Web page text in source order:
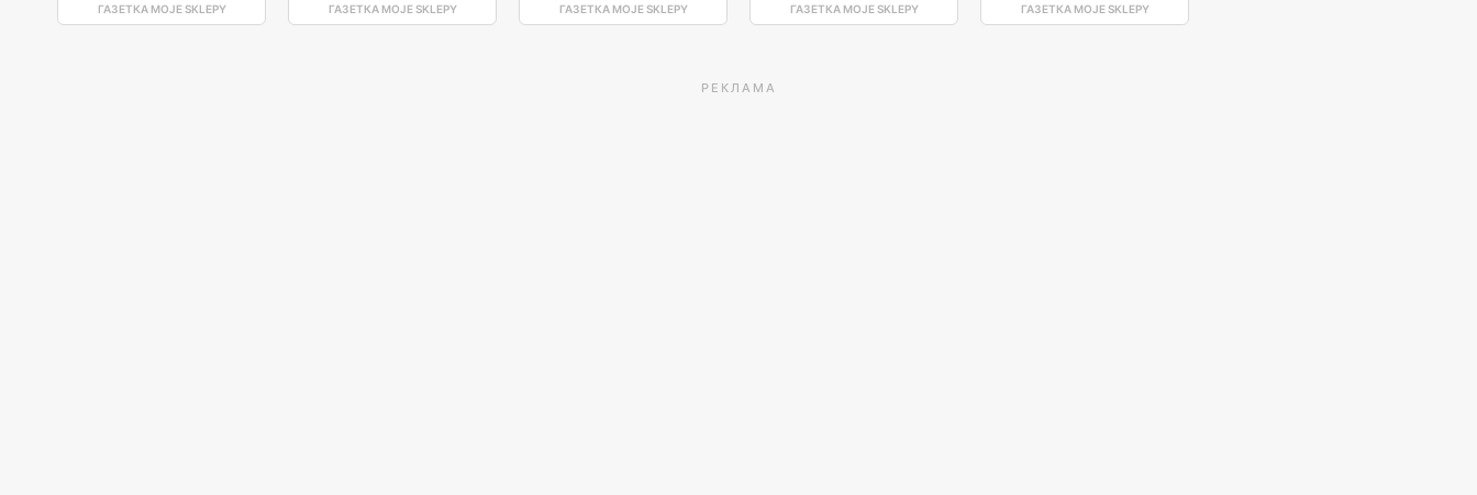
ГАЗЕТКА MOJE SKLEPY ГАЗЕТКА MOJE SKLEPY ГАЗЕТКА MOJE SKLEPY ГАЗЕТКА MOJE SKLEPY ГАЗЕТКА MOJE SKLEPY
РЕКЛАМА